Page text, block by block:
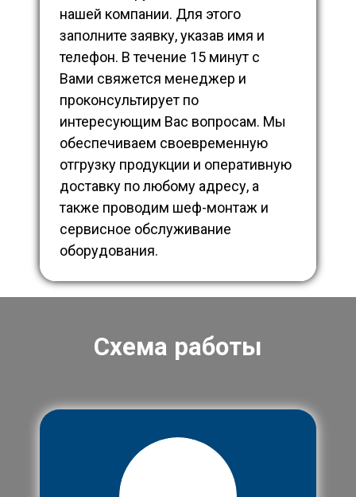
нашей компании. Для этого
заполните заявку, указав имя и
телефон. В течение 15 минут с
Вами свяжется менеджер и
проконсультирует по
интересующим Вас вопросам. Мы
обеспечиваем своевременную
отгрузку продукции и оперативную
доставку по любому адресу, а
также проводим шеф-монтаж и
сервисное обслуживание
оборудования.
Схема работы